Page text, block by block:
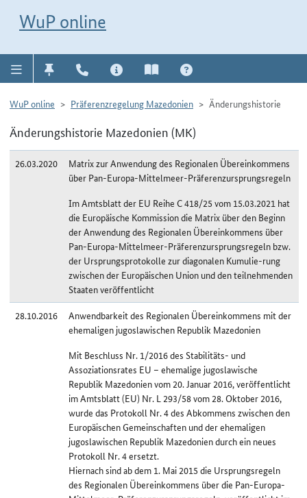
WuP online
WuP online Präferenzregelung Mazedonien Änderungshistorie
Änderungshistorie Mazedonien (MK)
26.03.2020
Matrix zur Anwendung des Regionalen Übereinkommens
über Pan-Europa-Mittelmeer-Präferenzursprungsregeln
Im Amtsblatt der EU Reihe C 418/25 vom 15.03.2021 hat
die Europäische Kommission die Matrix über den Beginn
der Anwendung des Regionalen Übereinkommens über
Pan-Europa-Mittelmeer-Präferenzursprungsregeln bzw.
der Ursprungsprotokolle zur diagonalen Kumulie-rung
zwischen der Europäischen Union und den teilnehmenden
Staaten veröffentlicht
28.10.2016
Anwendbarkeit des Regionalen Übereinkommens mit der
ehemaligen jugoslawischen Republik Mazedonien
Mit Beschluss Nr. 1/2016 des Stabilitäts- und
Assoziationsrates EU – ehemalige jugoslawische
Republik Mazedonien vom 20. Januar 2016, veröffentlicht
im Amtsblatt (EU) Nr. L 293/58 vom 28. Oktober 2016,
wurde das Protokoll Nr. 4 des Abkommens zwischen den
Europäischen Gemeinschaften und der ehemaligen
jugoslawischen Republik Mazedonien durch ein neues
Protokoll Nr. 4 ersetzt.
Hiernach sind ab dem 1. Mai 2015 die Ursprungsregeln
des Regionalen Übereinkommens über die Pan-Europa-